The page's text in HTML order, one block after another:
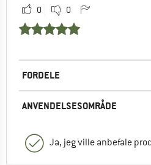
0 0
FORDELE
ANVENDELSESOMRÅDE
Ja, jeg ville anbefale